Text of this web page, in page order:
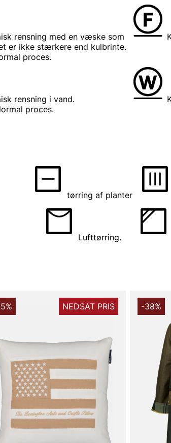
rensning med en væske som
stærkere end kulbrinte.
proces.
Det er
Mild
rensning i vand.
proces.
Let
tørring af planter
Lufttørring.
NEDSAT PRIS -38%